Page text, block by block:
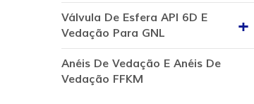
Válvula De Esfera API 6D E
Vedação Para GNL
Anéis De Vedação E Anéis De
Vedação FFKM